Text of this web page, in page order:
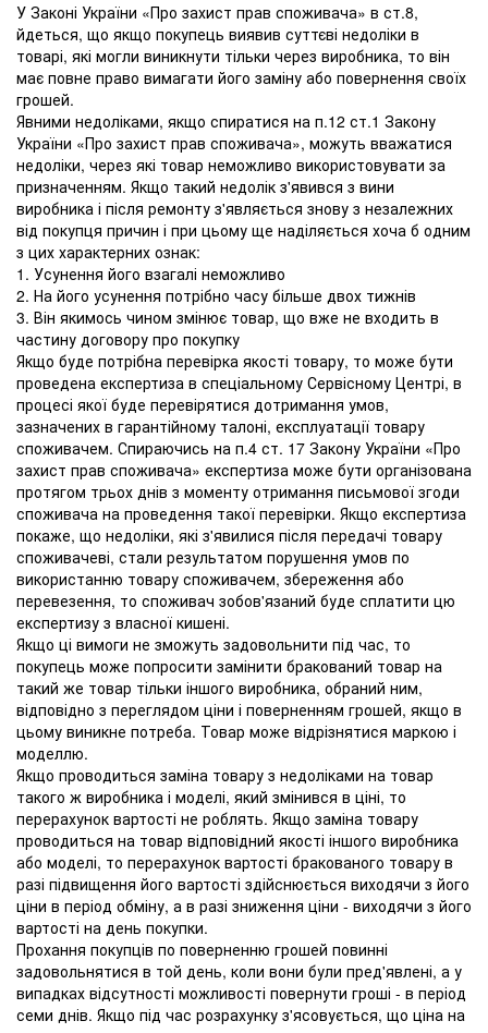
У Законі України «Про захист прав споживача» в ст.8,
йдеться, що якщо покупець виявив суттєві недоліки в
товарі, які могли виникнути тільки через виробника, то він
має повне право вимагати його заміну або повернення своїх
грошей.
Явними недоліками, якщо спиратися на п.12 ст.1 Закону
України «Про захист прав споживача», можуть вважатися
недоліки, через які товар неможливо використовувати за
призначенням. Якщо такий недолік з'явився з вини
виробника і після ремонту з'являється знову з незалежних
від покупця причин і при цьому ще наділяється хоча б одним
з цих характерних ознак:
1. Усунення його взагалі неможливо
2. На його усунення потрібно часу більше двох тижнів
3. Він якимось чином змінює товар, що вже не входить в
частину договору про покупку
Якщо буде потрібна перевірка якості товару, то може бути
проведена експертиза в спеціальному Сервісному Центрі, в
процесі якої буде перевірятися дотримання умов,
зазначених в гарантійному талоні, експлуатації товару
споживачем. Спираючись на п.4 ст. 17 Закону України «Про
захист прав споживача» експертиза може бути організована
протягом трьох днів з моменту отримання письмової згоди
споживача на проведення такої перевірки. Якщо експертиза
покаже, що недоліки, які з'явилися після передачі товару
споживачеві, стали результатом порушення умов по
використанню товару споживачем, збереження або
перевезення, то споживач зобов'язаний буде сплатити цю
експертизу з власної кишені.
Якщо ці вимоги не зможуть задовольнити під час, то
покупець може попросити замінити бракований товар на
такий же товар тільки іншого виробника, обраний ним,
відповідно з переглядом ціни і поверненням грошей, якщо в
цьому виникне потреба. Товар може відрізнятися маркою і
моделлю.
Якщо проводиться заміна товару з недоліками на товар
такого ж виробника і моделі, який змінився в ціні, то
перерахунок вартості не роблять. Якщо заміна товару
проводиться на товар відповідний якості іншого виробника
або моделі, то перерахунок вартості бракованого товару в
разі підвищення його вартості здійснюється виходячи з його
ціни в період обміну, а в разі зниження ціни - виходячи з його
вартості на день покупки.
Прохання покупців по поверненню грошей повинні
задовольнятися в той день, коли вони були пред'явлені, а у
випадках відсутності можливості повернути гроші - в період
семи днів. Якщо під час розрахунку з'ясовується, що ціна на